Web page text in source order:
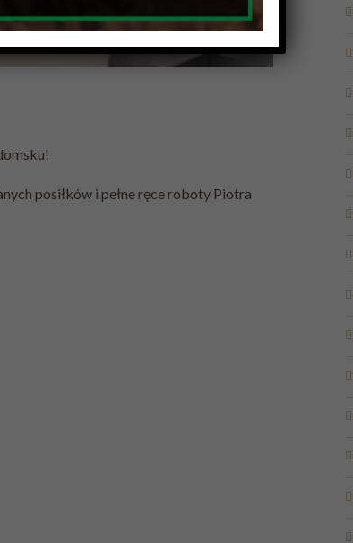
posiłków i pełne ręce roboty Piotra